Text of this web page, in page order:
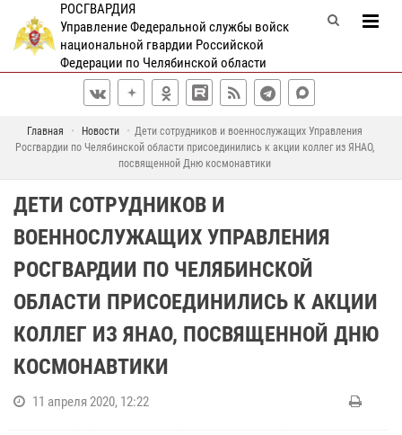
РОСГВАРДИЯ
Управление Федеральной службы войск
национальной гвардии Российской
Федерации по Челябинской области
Главная Новости
Дети сотрудников и военнослужащих Управления
Росгвардии по Челябинской области присоединились к акции коллег из ЯНАО,
посвященной Дню космонавтики
ДЕТИ СОТРУДНИКОВ И
ВОЕННОСЛУЖАЩИХ УПРАВЛЕНИЯ
РОСГВАРДИИ ПО ЧЕЛЯБИНСКОЙ
ОБЛАСТИ ПРИСОЕДИНИЛИСЬ К АКЦИИ
КОЛЛЕГ ИЗ ЯНАО, ПОСВЯЩЕННОЙ ДНЮ
КОСМОНАВТИКИ
11 апреля 2020, 12:22